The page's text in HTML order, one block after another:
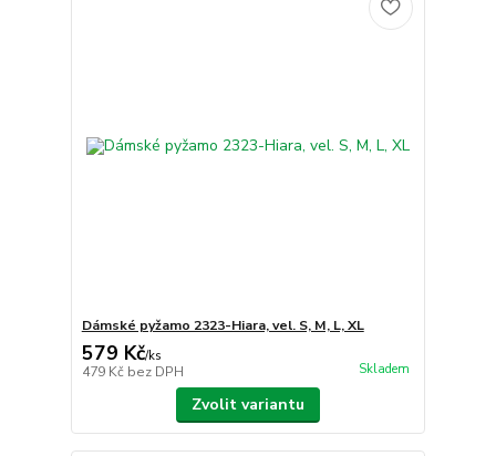
Dámské pyžamo 2323-Hiara, vel. S, M, L, XL
579 Kč/ks
479 Kč bez DPH Skladem
Zvolit variantu